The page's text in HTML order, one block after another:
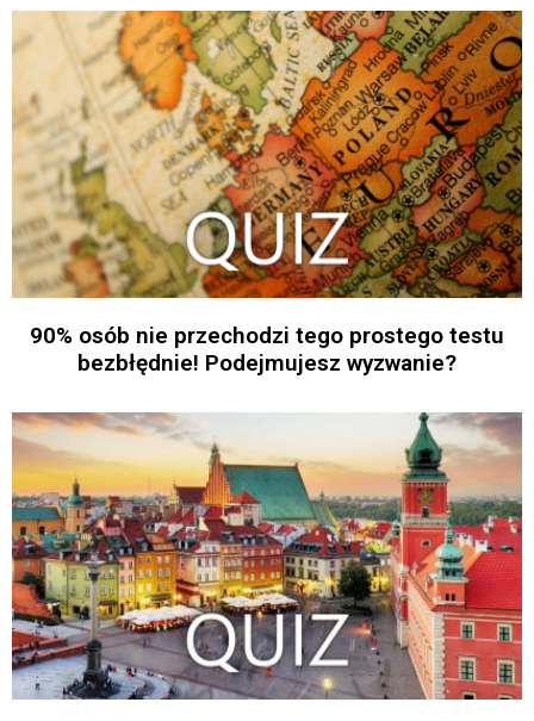
90% osób nie przechodzi tego prostego testu
bezbłędnie! Podejmujesz wyzwanie?